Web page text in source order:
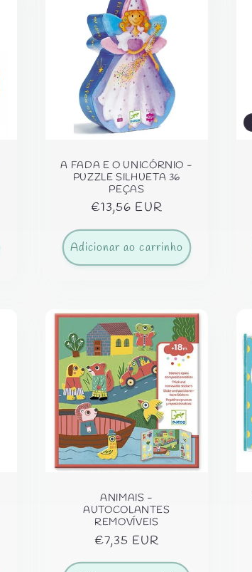
A FADA E O UNICÓRNIO -
PUZZLE SILHUETA 36
PEÇAS
Preço
€13,56 EUR
Adicionar ao carrinho
ANIMAIS -
AUTOCOLANTES
REMOVÍVEIS
Preço
€7,35 EUR